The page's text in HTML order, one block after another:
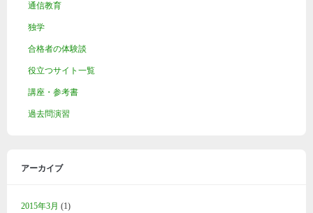
通信教育
独学
合格者の体験談
役立つサイト一覧
講座・参考書
過去問演習
アーカイブ
2015年3月 (1)